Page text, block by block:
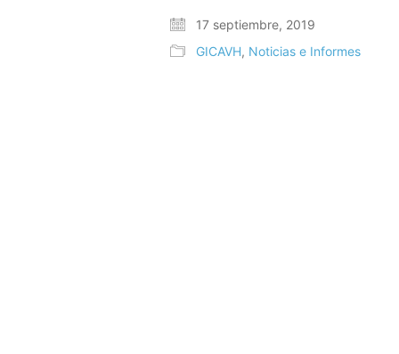
17 septiembre, 2019
GICAVH, Noticias e Informes